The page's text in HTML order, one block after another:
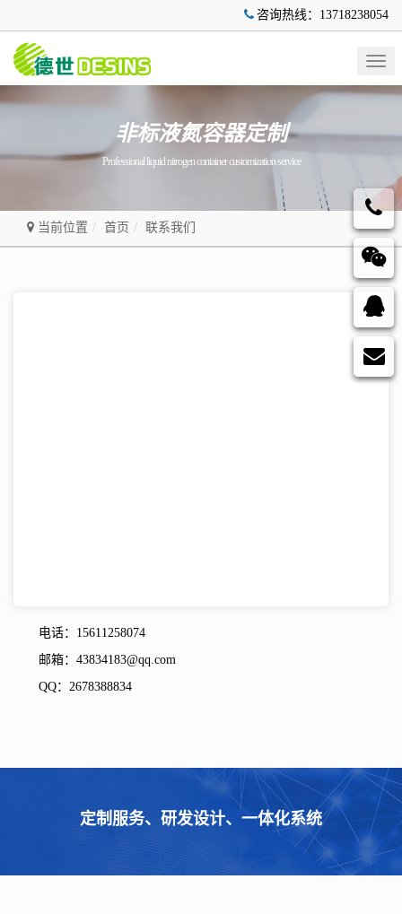
咨询热线：13718238054
非标液氮容器定制
Professional liquid nitrogen container customization service
当前位置 首页 联系我们
电话：15611258074
邮箱：43834183@qq.com
QQ：2678388834
定制服务、研发设计、一体化系统